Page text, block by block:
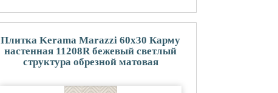
Плитка Kerama Marazzi 60x30 Карму
настенная 11208R бежевый светлый
структура обрезной матовая